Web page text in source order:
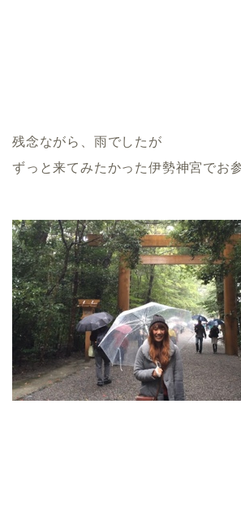
残念ながら、雨でしたが
ずっと来てみたかった伊勢神宮でお参